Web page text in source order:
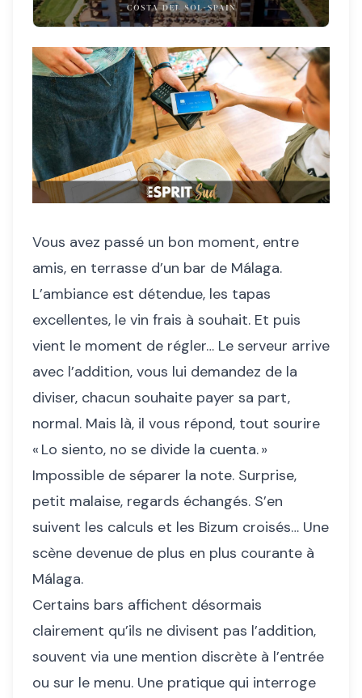
Vous avez passé un bon moment, entre
amis, en terrasse d’un bar de Málaga.
L’ambiance est détendue, les tapas
excellentes, le vin frais à souhait. Et puis
vient le moment de régler… Le serveur arrive
avec l’addition, vous lui demandez de la
diviser, chacun souhaite payer sa part,
normal. Mais là, il vous répond, tout sourire
« Lo siento, no se divide la cuenta. »
Impossible de séparer la note. Surprise,
petit malaise, regards échangés. S’en
suivent les calculs et les Bizum croisés… Une
scène devenue de plus en plus courante à
Málaga.
Certains bars affichent désormais
clairement qu’ils ne divisent pas l’addition,
souvent via une mention discrète à l’entrée
ou sur le menu. Une pratique qui interroge